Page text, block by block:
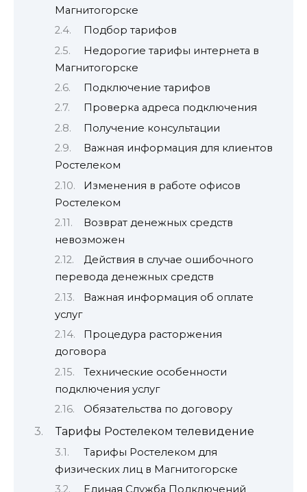
Магнитогорске
Подбор тарифов
Недорогие тарифы интернета в
Магнитогорске
Подключение тарифов
Проверка адреса подключения
Получение консультации
Важная информация для клиентов
Ростелеком
Изменения в работе офисов
Ростелеком
Возврат денежных средств
невозможен
Действия в случае ошибочного
перевода денежных средств
Важная информация об оплате
услуг
Процедура расторжения
договора
Технические особенности
подключения услуг
Обязательства по договору
Тарифы Ростелеком телевидение
Тарифы Ростелеком для
физических лиц в Магнитогорске
Единая Служба Подключений